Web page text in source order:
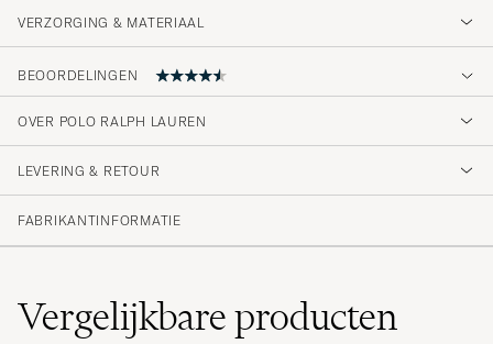
VERZORGING & MATERIAAL
BEOORDELINGEN
4.3
OVER POLO RALPH LAUREN
LEVERING & RETOUR
FABRIKANTINFORMATIE
Vergelijkbareproducten